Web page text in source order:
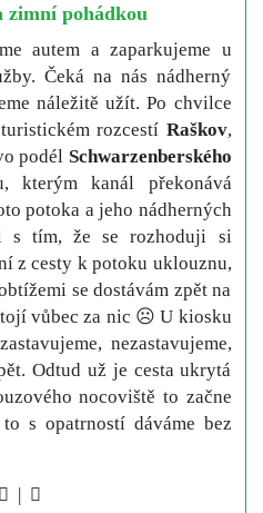
zimní pohádkou
autem a zaparkujeme u
Čeká na nás nádherný
náležitě užít. Po chvilce
rozcestí Raškov,
podél Schwarzenberského
kterým kanál překonává
potoka a jeho nádherných
s tím, že se rozhoduji si
z cesty k potoku uklouznu,
se dostávám zpět na
vůbec za nic ☹ U kiosku
nezastavujeme,
Odtud už je cesta ukrytá
nocoviště to začne
s opatrností dáváme bez
|